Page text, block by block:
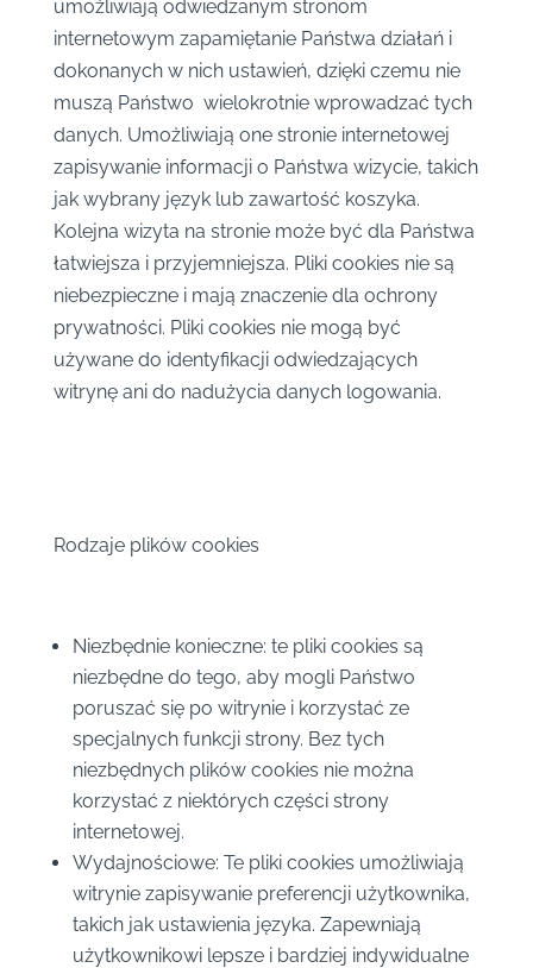
umożliwiają odwiedzanym stronom
internetowym zapamiętanie Państwa działań i
dokonanych w nich ustawień, dzięki czemu nie
muszą Państwo wielokrotnie wprowadzać tych
danych. Umożliwiają one stronie internetowej
zapisywanie informacji o Państwa wizycie, takich
jak wybrany język lub zawartość koszyka.
Kolejna wizyta na stronie może być dla Państwa
łatwiejsza i przyjemniejsza. Pliki cookies nie są
niebezpieczne i mają znaczenie dla ochrony
prywatności. Pliki cookies nie mogą być
używane do identyfikacji odwiedzających
witrynę ani do nadużycia danych logowania.
Rodzaje plików cookies
Niezbędnie konieczne: te pliki cookies są
niezbędne do tego, aby mogli Państwo
poruszać się po witrynie i korzystać ze
specjalnych funkcji strony. Bez tych
niezbędnych plików cookies nie można
korzystać z niektórych części strony
internetowej.
Wydajnościowe: Te pliki cookies umożliwiają
witrynie zapisywanie preferencji użytkownika,
takich jak ustawienia języka. Zapewniają
użytkownikowi lepsze i bardziej indywidualne